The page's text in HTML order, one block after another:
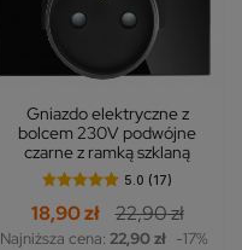
Gniazdo elektryczne z
bolcem 230V podwójne
czarne z ramką szklaną
5.0 (17)
18,90 zł 22,90 zł
Najniższa cena: 22,90 zł -17%